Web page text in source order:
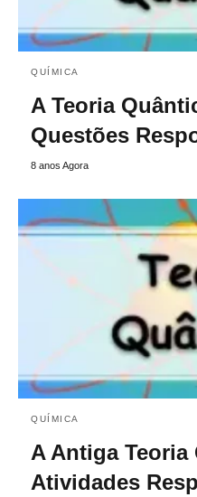
QUÍMICA
A Teoria
Questões
8 anos Agora
QUÍMICA
A Antiga Teoria
Atividades